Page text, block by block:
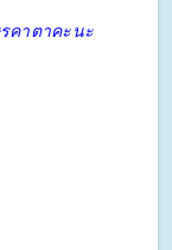
คาตาคะนะ